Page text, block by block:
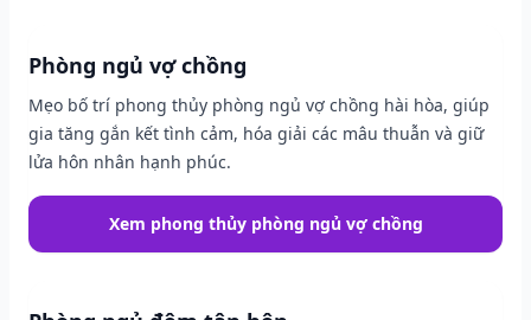
Phòng ngủ vợ chồng
Mẹo bố trí phong thủy phòng ngủ vợ chồng hài hòa, giúp
gia tăng gắn kết tình cảm, hóa giải các mâu thuẫn và giữ
lửa hôn nhân hạnh phúc.
Xem phong thủy phòng ngủ vợ chồng